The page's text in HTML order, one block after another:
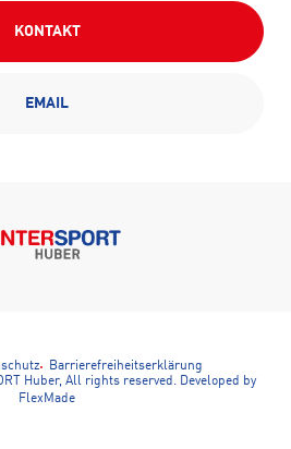
KONTAKT
EMAIL
Huber, All rights reserved. Developed by
FlexMade
Barrierefreiheitserklärung